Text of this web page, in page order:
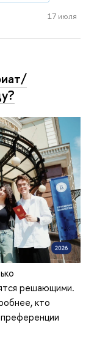
17 июля
решающими.
кто